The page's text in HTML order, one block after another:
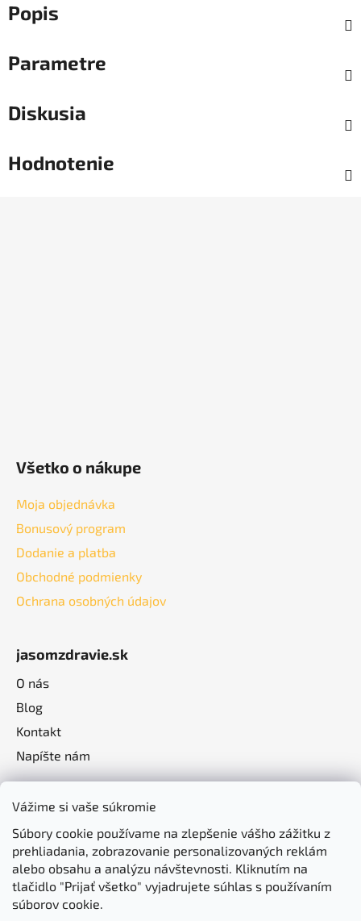
Vážime si vaše súkromie
Súbory cookie používame na zlepšenie vášho zážitku z
prehliadania, zobrazovanie personalizovaných reklám
alebo obsahu a analýzu návštevnosti. Kliknutím na
tlačidlo "Prijať všetko" vyjadrujete súhlas s používaním
súborov cookie.
Popis
Parametre
Diskusia
Hodnotenie
Všetko o nákupe
Moja objednávka
Bonusový program
Dodanie a platba
Obchodné podmienky
Ochrana osobných údajov
jasomzdravie.sk
O nás
Blog
Kontakt
Napíšte nám